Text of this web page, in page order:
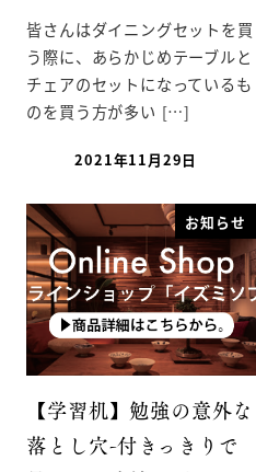
皆さんはダイニングセットを買
う際に、あらかじめテーブルと
チェアのセットになっているも
のを買う方が多い […]
2021年11月29日
お知らせ
【学習机】勉強の意外な
落とし穴-付きっきりで